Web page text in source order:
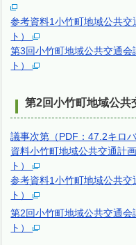
参考資料1小竹町地域公共
ト）
第3回小竹町地域公共交通
ト）
第2回小竹町地域公共
議事次第（PDF：47.2キロ
資料小竹町地域公共交通計
ト）
参考資料1小竹町地域公共
ト）
第2回小竹町地域公共交通
ト）